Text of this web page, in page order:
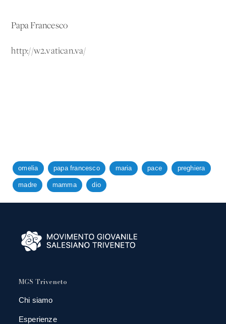
Papa Francesco
http://w2.vatican.va/
omelia papa francesco maria pace preghiera
madre mamma dio
MGS Triveneto
Chi siamo
Esperienze